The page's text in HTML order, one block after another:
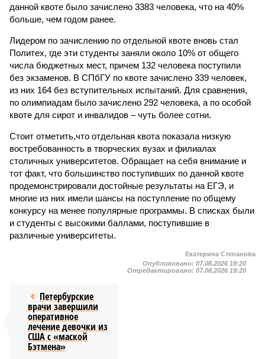
данной квоте было зачислено 3383 человека, что на 40%
больше, чем годом ранее.
Лидером по зачислению по отдельной квоте вновь стал
Политех, где эти студенты заняли около 10% от общего
числа бюджетных мест, причем 132 человека поступили
без экзаменов. В СПбГУ по квоте зачислено 339 человек,
из них 164 без вступительных испытаний. Для сравнения,
по олимпиадам было зачислено 292 человека, а по особой
квоте для сирот и инвалидов – чуть более сотни.
Стоит отметить,что отдельная квота показала низкую
востребованность в творческих вузах и филиалах
столичных университетов. Обращает на себя внимание и
тот факт, что большинство поступивших по данной квоте
продемонстрировали достойные результаты на ЕГЭ, и
многие из них имели шансы на поступление по общему
конкурсу на менее популярные программы. В списках были
и студенты с высокими баллами, поступившие в
различные университеты.
Екатерина Степанова
Опубликовано: 07.08.2026 19:20
Отредактировано: 07.08.2026 19:20
Петербурские
врачи завершили
оперативное
лечение девочки из
США с «маской
Бэтмена»